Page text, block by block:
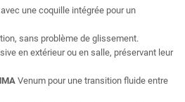
une coquille intégrée pour un
sans problème de glissement.
en extérieur ou en salle, préservant leur
Venum pour une transition fluide entre